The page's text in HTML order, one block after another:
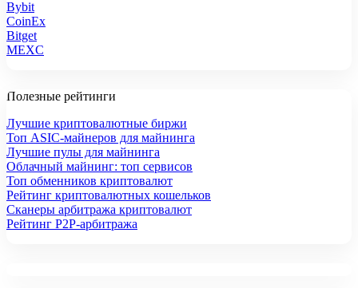
Bybit
CoinEx
Bitget
MEXC
Полезные рейтинги
Лучшие криптовалютные биржи
Топ ASIC-майнеров для майнинга
Лучшие пулы для майнинга
Облачный майнинг: топ сервисов
Топ обменников криптовалют
Рейтинг криптовалютных кошельков
Сканеры арбитража криптовалют
Рейтинг P2P-арбитража